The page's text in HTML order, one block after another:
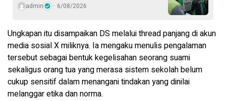
admin 6/08/2026
Ungkapan itu disampaikan DS melalui thread panjang di akun
media sosial X miliknya. Ia mengaku menulis pengalaman
tersebut sebagai bentuk kegelisahan seorang suami
sekaligus orang tua yang merasa sistem sekolah belum
cukup sensitif dalam menangani tindakan yang dinilai
melanggar etika dan norma.